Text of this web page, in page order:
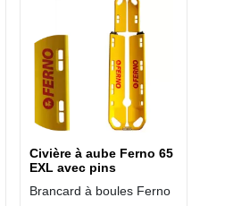
Civière à aube Ferno 65
EXL avec pins
Brancard à boules Ferno